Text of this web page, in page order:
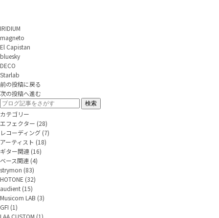
IRIDIUM
magneto
El Capistan
bluesky
DECO
Starlab
前の投稿に戻る
次の投稿へ進む
カテゴリー
エフェクター (28)
レコーディング (7)
アーティスト (18)
ギター関連 (16)
ベース関連 (4)
strymon (83)
HOTONE (32)
audient (15)
Musicom LAB (3)
GFI (1)
LAA CUSTOM (1)